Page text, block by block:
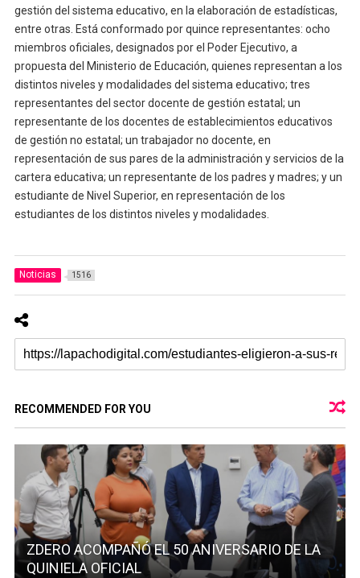
gestión del sistema educativo, en la elaboración de estadísticas,
entre otras. Está conformado por quince representantes: ocho
miembros oficiales, designados por el Poder Ejecutivo, a
propuesta del Ministerio de Educación, quienes representan a los
distintos niveles y modalidades del sistema educativo; tres
representantes del sector docente de gestión estatal; un
representante de los docentes de establecimientos educativos
de gestión no estatal; un trabajador no docente, en
representación de sus pares de la administración y servicios de la
cartera educativa; un representante de los padres y madres; y un
estudiante de Nivel Superior, en representación de los
estudiantes de los distintos niveles y modalidades.
Noticias 1516
RECOMMENDED FOR YOU
ZDERO ACOMPAÑÓ EL 50 ANIVERSARIO DE LA
QUINIELA OFICIAL